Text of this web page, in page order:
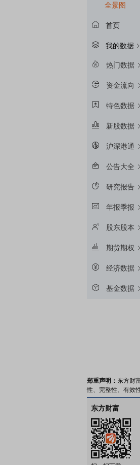
全景图
首页
我的数据
热门数据
资金流向
特色数据
新股数据
沪深港通
公告大全
研究报告
年报季报
股东股本
期货期权
经济数据
基金数据
郑重声明： 东方财
性、完整性、有效
东方财富